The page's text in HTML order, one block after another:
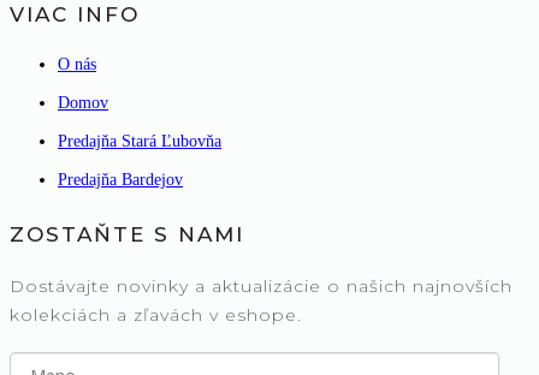
VIAC INFO
O nás
Domov
Predajňa Stará Ľubovňa
Predajňa Bardejov
ZOSTAŇTE S NAMI
Dostávajte novinky a aktualizácie o našich najnovších
kolekciách a zľavách v eshope.